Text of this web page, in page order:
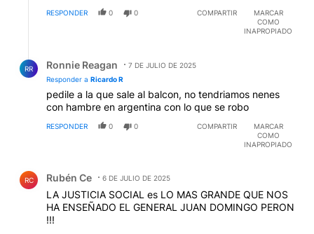
RESPONDER 0 0 COMPARTIR
MARCAR
COMO
INAPROPIADO
RR Ronnie Reagan
7 DE JULIO DE 2025
Responder a Ricardo R
pedile a la que sale al balcon, no tendriamos nenes
con hambre en argentina con lo que se robo
RESPONDER 0 0 COMPARTIR
MARCAR
COMO
INAPROPIADO
RC Rubén Ce 6 DE JULIO DE 2025
LA JUSTICIA SOCIAL es LO MAS GRANDE QUE NOS
HA ENSEÑADO EL GENERAL JUAN DOMINGO PERON
!!!